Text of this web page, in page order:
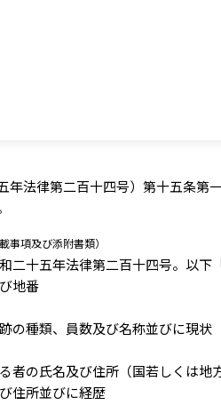
年法律第二百十四号）第十五条第
事項及び添附書類）
二十五年法律第二百十四号。以
地番
の種類、員数及び名称並びに現状
者の氏名及び住所（国若しくは
住所並びに経歴